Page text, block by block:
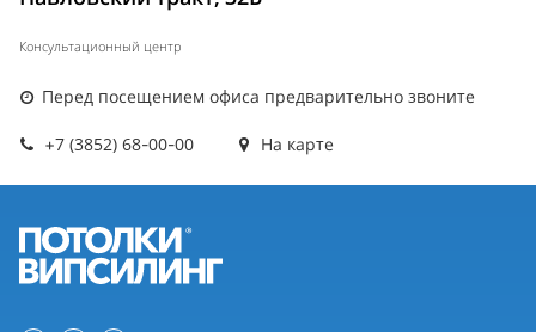
Консультационный центр
Перед посещением офиса предварительно звоните
+7 (3852) 68-00-00 На карте